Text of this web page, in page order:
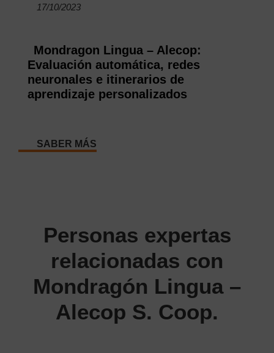
17/10/2023
Mondragon Lingua – Alecop:
Evaluación automática, redes
neuronales e itinerarios de
aprendizaje personalizados
SABER MÁS
Personas expertas
relacionadas con
Mondragón Lingua –
Alecop S. Coop.